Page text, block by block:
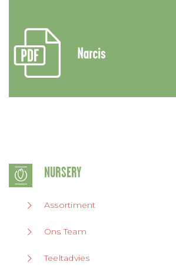
NURSERY
Assortiment
Ons Team
Teeltadvies